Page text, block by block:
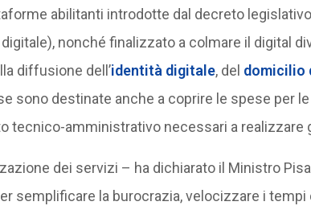
abilitanti introdotte dal decreto
nonché finalizzato a colmare il digital
diffusione dell’identità digitale, del domicilio
sono destinate anche a coprire le spese per
tecnico-amministrativo necessari a realizzare
dei servizi – ha dichiarato il Ministro
semplificare la burocrazia, velocizzare i